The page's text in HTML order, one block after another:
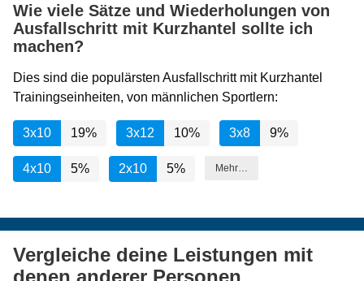
Wie viele Sätze und Wiederholungen von
Ausfallschritt mit Kurzhantel sollte ich
machen?
Dies sind die populärsten Ausfallschritt mit Kurzhantel
Trainingseinheiten, von männlichen Sportlern:
3x10 19% 3x12 10% 3x8 9%
4x10 5% 2x10 5% Mehr…
Vergleiche deine Leistungen mit
denen anderer Personen